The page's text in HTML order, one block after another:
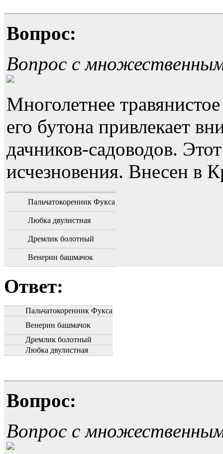
Вопрос:
Вопрос с
Многолетнее
его бутона привлекает
дачников-садоводов.
исчезновения. Внесен в
Пальчатокоренник Фукса
Любка двулистная
Дремлик болотный
Венерин башмачок
Ответ:
Пальчатокоренник Фукса
Венерин башмачок
Дремлик болотный
Любка двулистная
Вопрос:
Вопрос с